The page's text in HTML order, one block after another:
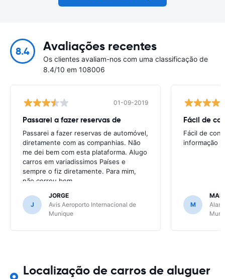
8.4 Avaliações recentes
Os clientes avaliam-nos com uma classificação de
8.4/10 em 108006
01-09-2019
Passarei a fazer reservas de
Passarei a fazer reservas de automóvel,
diretamente com as companhias. Não
me dei bem com esta plataforma. Alugo
carros em variadissimos Países e
sempre o fiz diretamente. Para mim,
não correu bem.
J
JORGE
Avis Aeroporto Internacional de
Munique
Fácil de
Fácil de
informação
M
Localização de carros de aluguer